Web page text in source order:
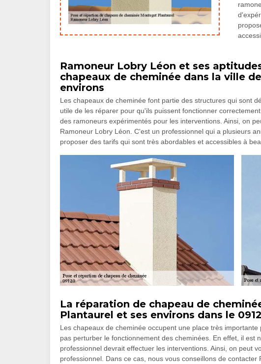
Ramoneur Lobry Léon et ses
chapeaux de cheminée dans la ville
environs
Les chapeaux de cheminée font partie des structures qui sont
utile de les réparer pour qu'ils puissent fonctionner
des ramoneurs expérimentés pour les interventions. Ainsi, on
Ramoneur Lobry Léon. C'est un professionnel qui a plusieurs
proposer des tarifs qui sont très abordables et accessibles à
La réparation de chapeau de
Plantaurel et ses environs dans le
Les chapeaux de cheminée occupent une place très
pas perturber le fonctionnement des cheminées. En effet, il est
professionnel devrait effectuer les interventions. Ainsi, on peut
professionnel. Dans ce cas, nous vous conseillons de